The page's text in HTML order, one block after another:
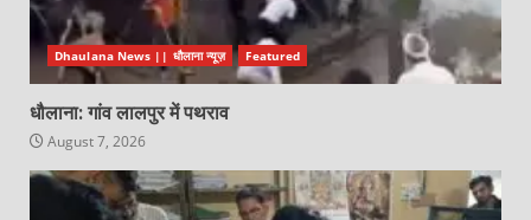
Dhaulana News || धौलाना न्यूज़ Featured
धौलाना: गांव लालपुर में पथराव
August 7, 2026